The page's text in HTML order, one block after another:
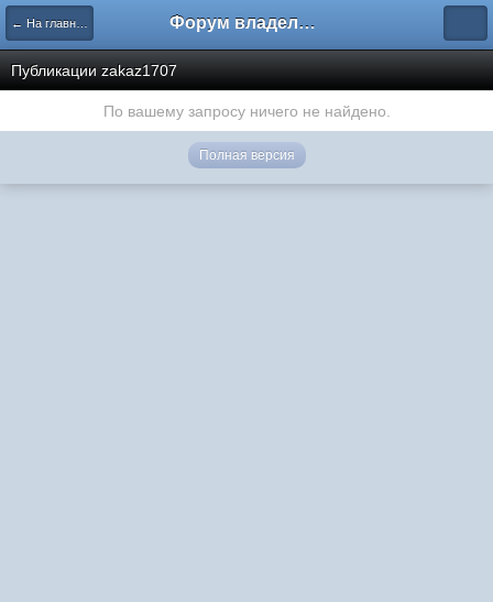
← На главную Форум владельцев интернет-магазинов
Публикации zakaz1707
По вашему запросу ничего не найдено.
Полная версия